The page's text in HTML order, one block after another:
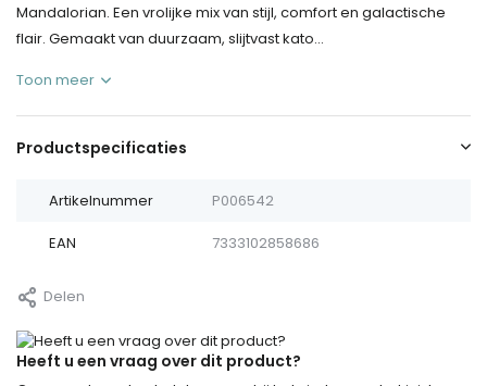
Mandalorian. Een vrolijke mix van stijl, comfort en galactische
flair. Gemaakt van duurzaam, slijtvast kato...
Toon meer
Productspecificaties
Artikelnummer P006542
EAN 7333102858686
Delen
Heeft u een vraag over dit product?